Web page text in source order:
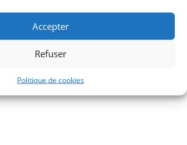
Accepter
Refuser
Politique de cookies
Tham,